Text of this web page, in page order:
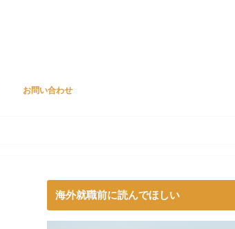
お問い合わせ
海外就職前に読んでほしい